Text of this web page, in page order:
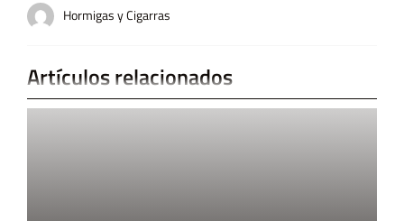
Hormigas y Cigarras
Artículos relacionados